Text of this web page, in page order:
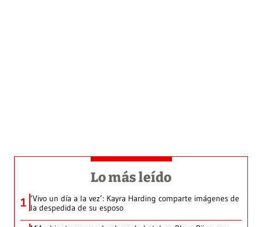
Lo más leído
1 ‘Vivo un día a la vez’: Kayra Harding comparte imágenes de
la despedida de su esposo